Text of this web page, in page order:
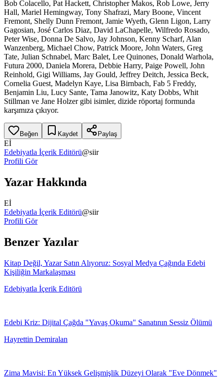
Bob Colacello, Pat Hackett, Christopher Makos, Rob Lowe, Jerry
Hall, Mariel Hemingway, Tony Shafrazi, Mary Boone, Vincent
Fremont, Shelly Dunn Fremont, Jamie Wyeth, Glenn Ligon, Larry
Gagosian, José Carlos Diaz, David LaChapelle, Wilfredo Rosado,
Peter Wise, Donna De Salvo, Jay Johnson, Kenny Scharf, Alan
Wanzenberg, Michael Chow, Patrick Moore, John Waters, Greg
Tate, Julian Schnabel, Marc Balet, Lee Quinones, Donald Warhola,
Futura 2000, Daniela Morera, Debbie Harry, Paige Powell, John
Reinhold, Gigi Williams, Jay Gould, Jeffrey Deitch, Jessica Beck,
Cornelia Guest, Madelyn Kaye, Lisa Birnbach, Fab 5 Freddy,
Benjamin Liu, Lucy Sante, Tama Janowitz, Katy Dobbs, Whit
Stillman ve Jane Holzer gibi isimler, dizide röportaj formunda
karşımıza çıkıyor.
Beğen Kaydet Paylaş
Eİ
Edebiyatla İçerik Editörü@siir
Profili Gör
Yazar Hakkında
Eİ
Edebiyatla İçerik Editörü@siir
Profili Gör
Benzer Yazılar
Kitap Değil, Yazar Satın Alıyoruz: Sosyal Medya Çağında Edebi
Kişiliğin Markalaşması
Edebiyatla İçerik Editörü
Edebi Kriz: Dijital Çağda "Yavaş Okuma" Sanatının Sessiz Ölümü
Hayrettin Demiralan
Zima Mavisi: En Yüksek Gelişmişlik Düzeyi Olarak "Eve Dönmek"